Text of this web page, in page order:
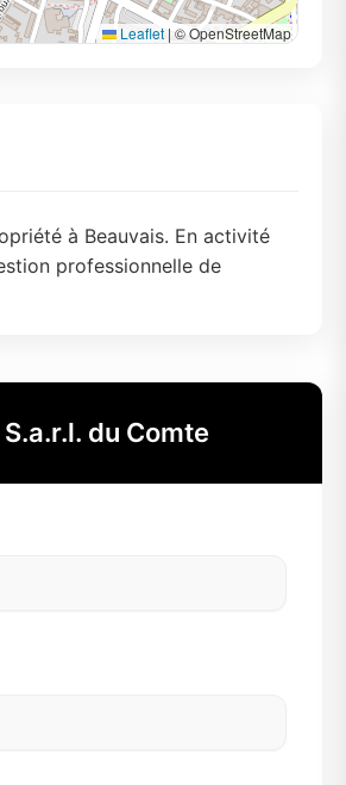
Leaflet | © OpenStreetMap
à Beauvais. En activité
professionnelle de
du Comte